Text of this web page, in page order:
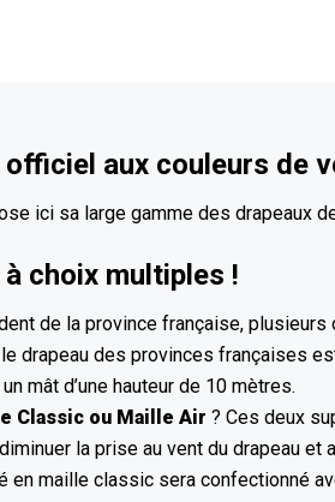
officiel aux couleurs de
ici sa large gamme des drapeaux
à choix multiples !
de la province française,
drapeau des provinces françaises
mât d’une hauteur de 10 mètres.
Classic ou Maille Air ? Ces deux
la prise au vent du drapeau et
en maille classic sera confectionné